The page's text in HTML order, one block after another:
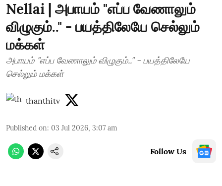
Nellai | அபாயம் "எப்ப வேணாலும்
விழுகும்.." - பயத்திலேயே செல்லும்
மக்கள்
அபாயம் "எப்ப வேணாலும் விழுகும்.." - பயத்திலேயே
செல்லும் மக்கள்
thanthitv
Published on: 03 Jul 2026, 3:07 am
Follow Us